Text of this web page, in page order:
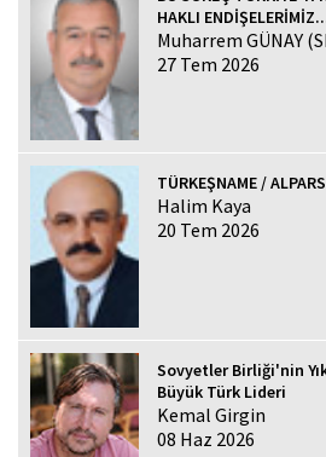
HAKLI
Muharrem GÜNAY
27 Tem 2026
TÜRKEŞNAME /
Halim Kaya
20 Tem 2026
Sovyetler Birliği'nin
Büyük Türk Lideri
Kemal Girgin
08 Haz 2026